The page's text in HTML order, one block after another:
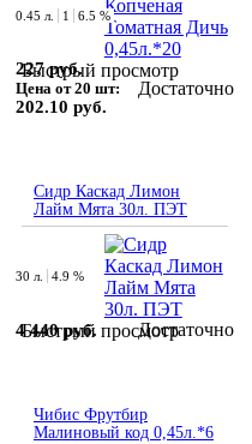
Быстрый просмотр
0.45 л. 1 6.5 %
227 руб.
Цена от 20 шт:
202.10 руб.
Достаточно
Сидр Каскад Лимон
Лайм Мята 30л. ПЭТ
Быстрый просмотр
30 л. 4.9 %
4 440 руб. Достаточно
Чибис Фрутбир
Малиновый код 0,45л.*6